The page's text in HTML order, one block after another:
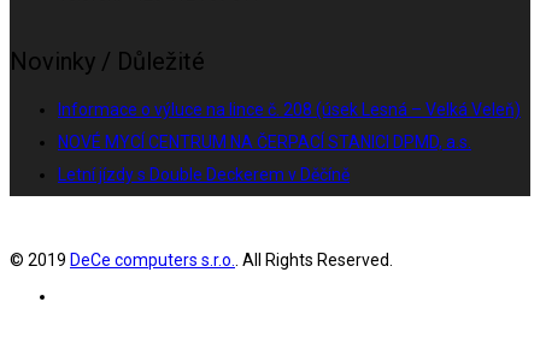
Novinky / Důležité
Informace o výluce na lince č. 208 (úsek Lesná – Velká Veleň)
NOVÉ MYCÍ CENTRUM NA ČERPACÍ STANICI DPMD, a.s.
Letní jízdy s Double Deckerem v Děčíně
© 2019 DeCe computers s.r.o. . All Rights Reserved.